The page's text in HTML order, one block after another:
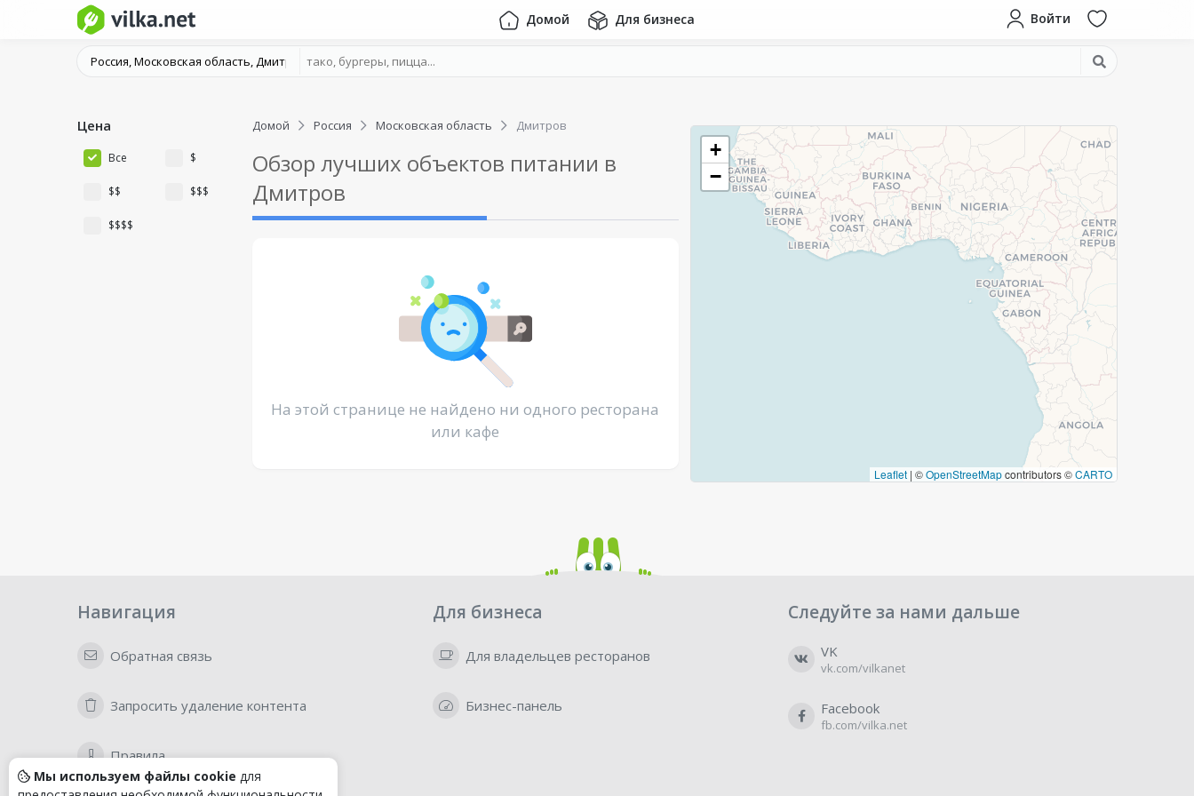
Домой Для бизнеса Войти
Цена
Все $
$$ $$$
$$$$
Домой Россия Московская область Дмитров
Обзор лучших объектов питании в
Дмитров
На этой странице не найдено ни одного ресторана
или кафе
+
−
Leaflet | ©OpenStreetMapcontributors ©CARTO
Навигация
Обратная связь
Запросить удаление контента
Правила
Для бизнеса
Для владельцев ресторанов
Бизнес-панель
Следуйте за нами дальше
VK
vk.com/vilkanet
Facebook
fb.com/vilka.net
Мы используем файлы cookie для